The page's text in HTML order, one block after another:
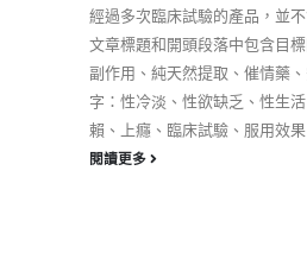
經過多次臨床試驗的產品，並
文章標題和開頭段落中包含目
副作用、純天然提取、催情藥
字：性冷淡、性欲缺乏、性生
賴、上癮、臨床試驗、服用效
閱讀更多